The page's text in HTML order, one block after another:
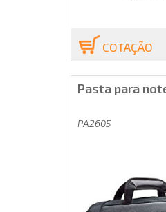
COTAÇÃO
Pasta para
PA2605